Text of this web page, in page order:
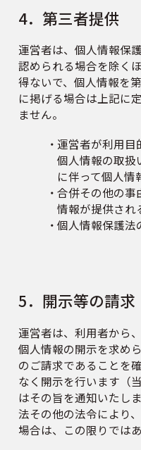
4．第三者提供
運営者は、個人情報保
認められる場合を除く
得ないで、個人情報を
に掲げる場合は上記に
ません。
運営者が利用目
個人情報の取扱
に伴って個人情
合併その他の事
情報が提供され
個人情報保護法
5．開示等の請求
運営者は、利用者から
個人情報の開示を求め
のご請求であることを
なく開示を行います（
はその旨を通知いたし
法その他の法令により
場合は、この限りでは